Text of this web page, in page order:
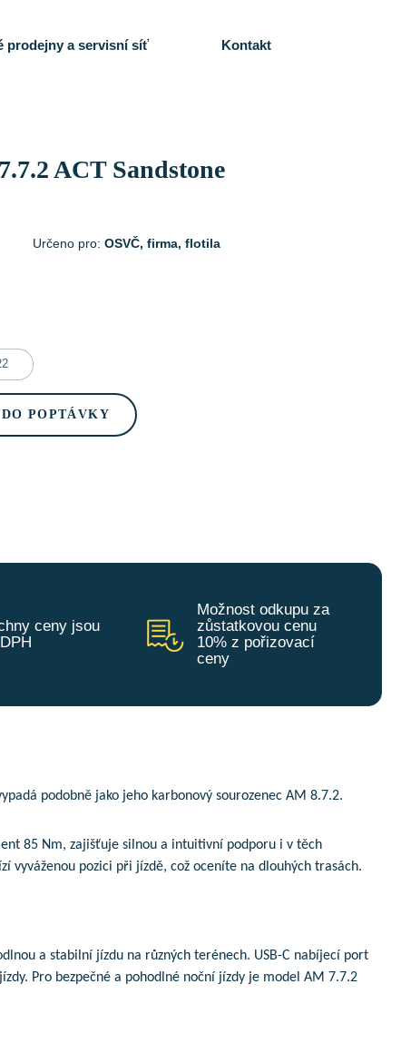
prodejny a servisní síť Kontakt
ACT Sandstone
Určeno pro: OSVČ, firma, flotila
POPTÁVKY
ceny jsou
Možnost odkupu za
zůstatkovou cenu
10% z pořizovací
ceny
podobně jako jeho karbonový sourozenec AM 8.7.2.
85 Nm, zajišťuje silnou a intuitivní podporu i v těch
vyváženou pozici při jízdě, což oceníte na dlouhých trasách.
a stabilní jízdu na různých terénech. USB-C nabíjecí port
Pro bezpečné a pohodlné noční jízdy je model AM 7.7.2